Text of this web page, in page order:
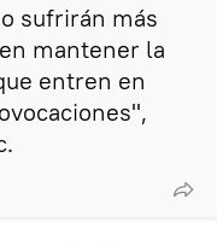
sufrirán más
mantener la
entren en